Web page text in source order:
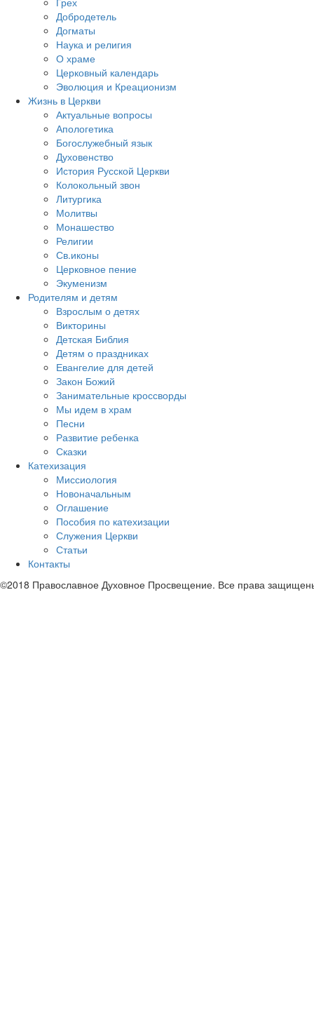
Добродетель
Догматы
Наука и религия
О храме
Церковный календарь
Эволюция и Креационизм
Жизнь в Церкви
Актуальные вопросы
Апологетика
Богослужебный язык
Духовенство
История Русской Церкви
Колокольный звон
Литургика
Молитвы
Монашество
Религии
Св.иконы
Церковное пение
Экуменизм
Родителям и детям
Взрослым о детях
Викторины
Детская Библия
Детям о праздниках
Евангелие для детей
Закон Божий
Занимательные кроссворды
Мы идем в храм
Песни
Развитие ребенка
Сказки
Катехизация
Миссиология
Новоначальным
Оглашение
Пособия по катехизации
Служения Церкви
Статьи
Контакты
©2018 Православное Духовное Просвещение. Все права